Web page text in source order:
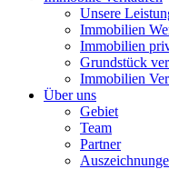
Unsere
Immobilien
Immobilien
Grundstück
Immobilien
Über uns
Gebiet
Team
Partner